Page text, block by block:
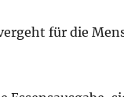
für die